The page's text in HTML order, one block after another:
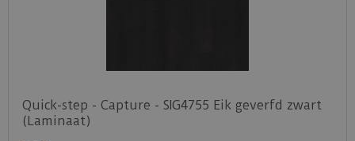
Quick-step - Capture - SIG4755 Eik geverfd zwart
(Laminaat)